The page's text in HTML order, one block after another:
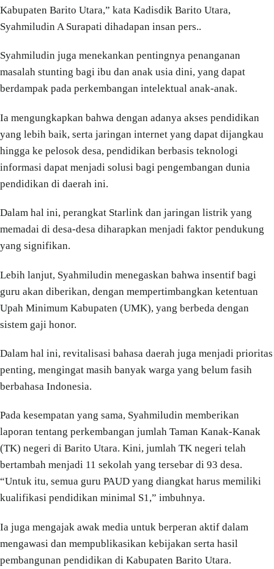
Kabupaten Barito Utara,” kata Kadisdik Barito Utara,
Syahmiludin A Surapati dihadapan insan pers..
Syahmiludin juga menekankan pentingnya penanganan
masalah stunting bagi ibu dan anak usia dini, yang dapat
berdampak pada perkembangan intelektual anak-anak.
Ia mengungkapkan bahwa dengan adanya akses pendidikan
yang lebih baik, serta jaringan internet yang dapat dijangkau
hingga ke pelosok desa, pendidikan berbasis teknologi
informasi dapat menjadi solusi bagi pengembangan dunia
pendidikan di daerah ini.
Dalam hal ini, perangkat Starlink dan jaringan listrik yang
memadai di desa-desa diharapkan menjadi faktor pendukung
yang signifikan.
Lebih lanjut, Syahmiludin menegaskan bahwa insentif bagi
guru akan diberikan, dengan mempertimbangkan ketentuan
Upah Minimum Kabupaten (UMK), yang berbeda dengan
sistem gaji honor.
Dalam hal ini, revitalisasi bahasa daerah juga menjadi prioritas
penting, mengingat masih banyak warga yang belum fasih
berbahasa Indonesia.
Pada kesempatan yang sama, Syahmiludin memberikan
laporan tentang perkembangan jumlah Taman Kanak-Kanak
(TK) negeri di Barito Utara. Kini, jumlah TK negeri telah
bertambah menjadi 11 sekolah yang tersebar di 93 desa.
“Untuk itu, semua guru PAUD yang diangkat harus memiliki
kualifikasi pendidikan minimal S1,” imbuhnya.
Ia juga mengajak awak media untuk berperan aktif dalam
mengawasi dan mempublikasikan kebijakan serta hasil
pembangunan pendidikan di Kabupaten Barito Utara.